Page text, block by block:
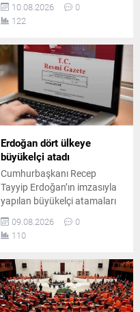
Kesici’den itiraz geldi. Kesici,
oylamada hayır oyu
10.08.2026
0
122
Erdoğan dört ülkeye
büyükelçi atadı
Cumhurbaşkanı Recep
Tayyip Erdoğan’ın imzasıyla
yapılan büyükelçi atamaları
Dört farklı diplomatik göreve
yeni isimler getirildi.
09.08.2026
0
110